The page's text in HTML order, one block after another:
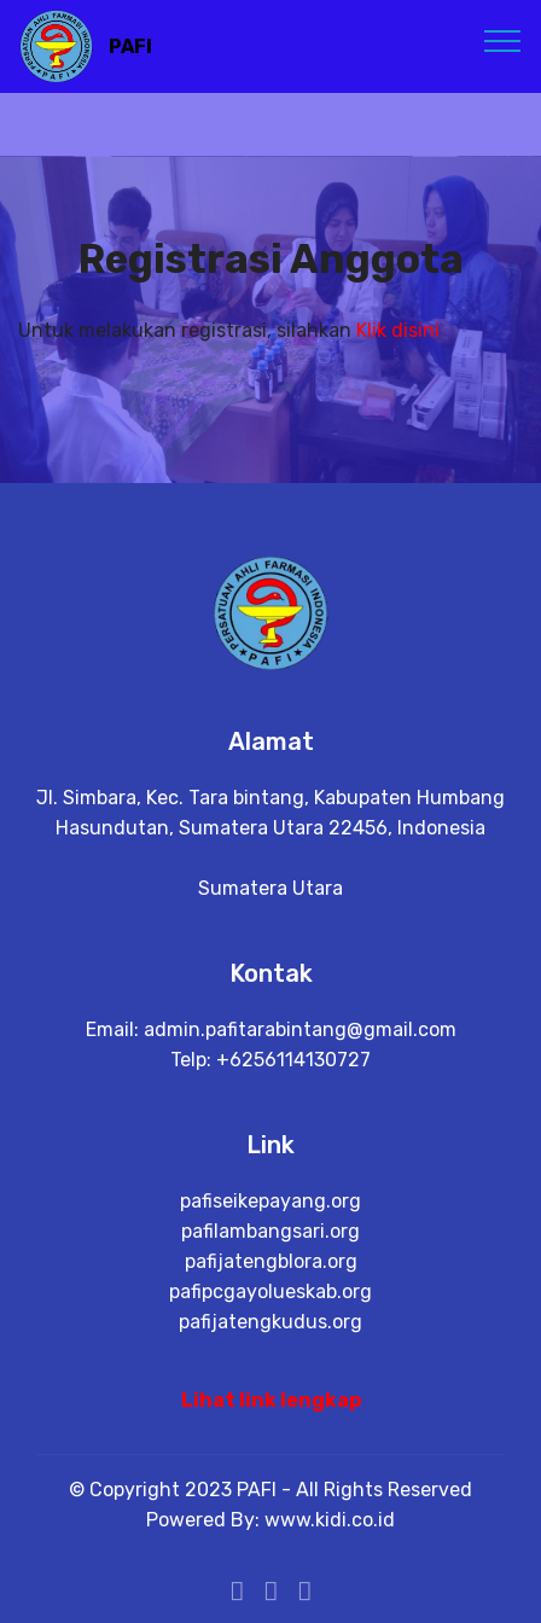
PAFI
Registrasi Anggota
Untuk melakukan registrasi, silahkan Klik disini
Alamat
Jl. Simbara, Kec. Tara bintang, Kabupaten Humbang
Hasundutan, Sumatera Utara 22456, Indonesia
Sumatera Utara
Kontak
Email: admin.pafitarabintang@gmail.com
Telp: +6256114130727
Link
pafiseikepayang.org
pafilambangsari.org
pafijatengblora.org
pafipcgayolueskab.org
pafijatengkudus.org
Lihat link lengkap
© Copyright 2023 PAFI - All Rights Reserved
Powered By: www.kidi.co.id